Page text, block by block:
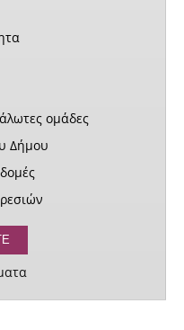
ομάδες
Δήμου